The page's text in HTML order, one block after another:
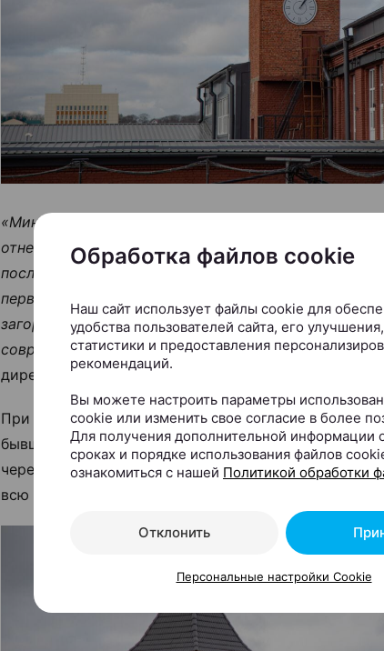
«Минск получил уникальную часовую башню со
отнеслись к строению, чтобы оно выглядело почти
послевоенные годы. Для этого применили местный
первоначальный цвет. Для нас это нечто большее,
загорелись идеей соединить в Минске прошлое и
современный кластер, как в Лондоне, Берлине или
директор «Белреконструкции» Сергей Нестеров.
При реставрации использованы кирпич и металл,
бывшего мебельного завода. Башня получила
черепицы и под другим углом наклона. Появились
всю конструкцию слегка приподняли.
Обработка файлов cookie
Наш сайт использует файлы cookie для
удобства пользователей сайта, его
статистики и предоставления
рекомендаций.
Вы можете настроить параметры
cookie или изменить свое согласие в более
Для получения дополнительной информации
сроках и порядке использования файлов
ознакомиться с нашей Политикой обработки
Отклонить
Персональные настройки Cookie